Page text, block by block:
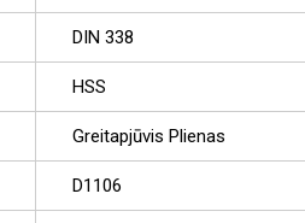
DIN 338
HSS
Greitapjūvis Plienas
D1106